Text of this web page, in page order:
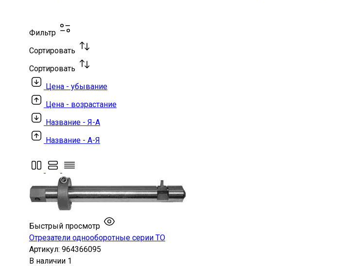
Фильтр
Сортировать
Сортировать
Цена - убывание
Цена - возрастание
Название - Я-А
Название - А-Я
Быстрый просмотр
Отрезатели однооборотные серии ТО
Артикул: 964366095
В наличии 1